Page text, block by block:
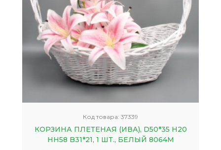
Код товара: 37339
КОРЗИНА ПЛЕТЕНАЯ (ИВА), D50*35 H20
HH58 B31*21, 1 ШТ., БЕЛЫЙ 8064М